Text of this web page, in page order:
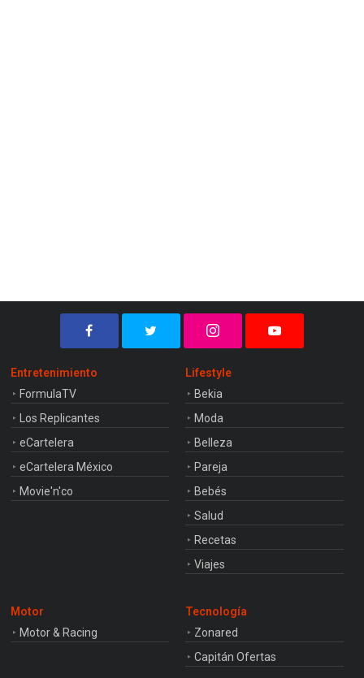
Entretenimiento
FormulaTV
Los Replicantes
eCartelera
eCartelera México
Movie'n'co
Lifestyle
Bekia
Moda
Belleza
Pareja
Bebés
Salud
Recetas
Viajes
Motor
Motor & Racing
Tecnología
Zonared
Capitán Ofertas